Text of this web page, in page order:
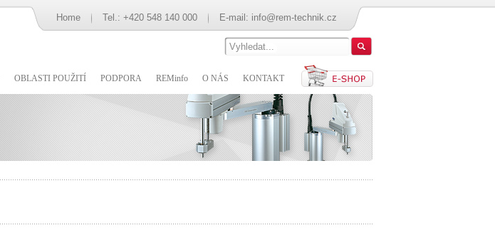
Home Tel.: +420 548 140 000 E-mail: info@rem-technik.cz
OBLASTI POUŽITÍ PODPORA REMinfo O NÁS KONTAKT